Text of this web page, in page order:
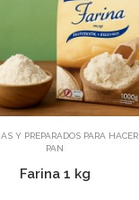
Añadir
Y PREPARADOS PARA HACER
PAN
Farina 1 kg